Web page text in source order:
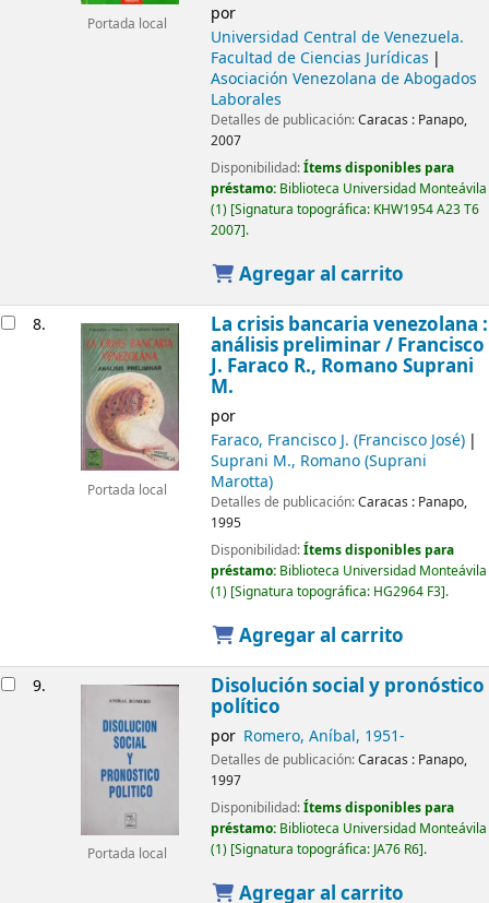
Portada local
por
Universidad Central de Venezuela.
Facultad de Ciencias Jurídicas
Asociación Venezolana de Abogados
Laborales
Detalles de publicación:Caracas : Panapo,
2007
Disponibilidad:Ítems disponibles para
préstamo: Biblioteca Universidad Monteávila
(1) Signatura topográfica: KHW1954 A23 T6
2007 .
Agregar al carrito
8.
Portada local
La crisis bancaria venezolana :
análisis preliminar / Francisco
J. Faraco R., Romano Suprani
M.
por
Faraco, Francisco J. (Francisco José)
Suprani M., Romano (Suprani
Marotta)
Detalles de publicación:Caracas : Panapo,
1995
Disponibilidad:Ítems disponibles para
préstamo: Biblioteca Universidad Monteávila
(1) Signatura topográfica: HG2964 F3 .
Agregar al carrito
9.
Portada local
Disolución social y pronóstico
político
por Romero, Aníbal, 1951-
Detalles de publicación:Caracas : Panapo,
1997
Disponibilidad:Ítems disponibles para
préstamo: Biblioteca Universidad Monteávila
(1) Signatura topográfica: JA76 R6 .
Agregar al carrito